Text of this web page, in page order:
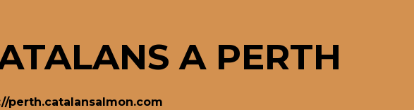
A PERTH
perth.catalansalmon.com